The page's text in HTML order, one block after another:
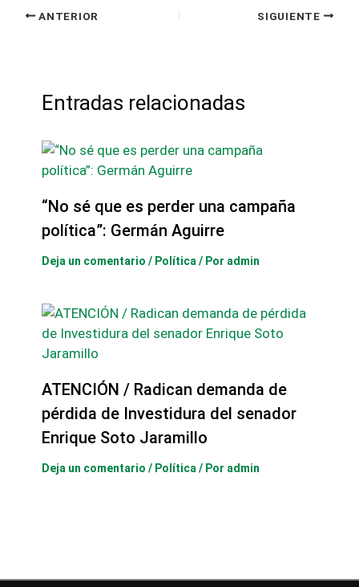
ANTERIOR SIGUIENTE
Entradas relacionadas
“No sé que es perder una campaña
política”: Germán Aguirre
Deja un comentario / Política / Por admin
ATENCIÓN / Radican demanda de
pérdida de Investidura del senador
Enrique Soto Jaramillo
Deja un comentario / Política / Por admin